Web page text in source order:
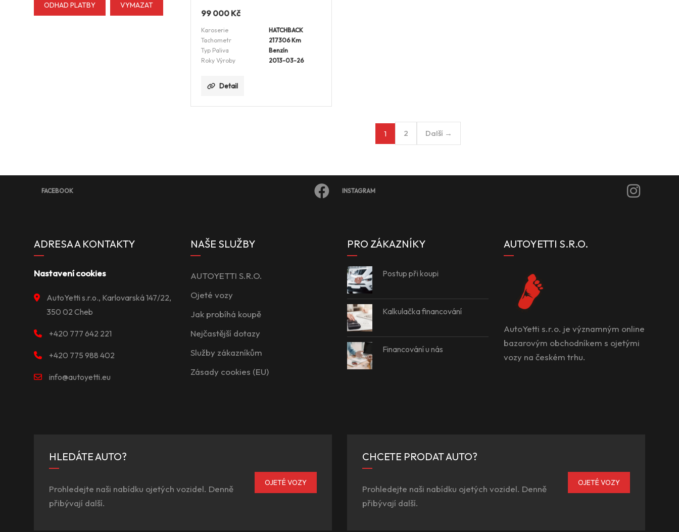
ODHAD PLATBY VYMAZAT
99 000 Kč
Karoserie
HATCHBACK
Tachometr
217306 Km
Typ Paliva
Benzín
Roky Výroby
2013-03-26
Detail
1 2 Další →
FACEBOOK INSTAGRAM
ADRESA A KONTAKTY
Nastavení cookies
AutoYetti s.r.o., Karlovarská 147/22,
350 02 Cheb
+420 777 642 221
+420 775 988 402
info@autoyetti.eu
NAŠE SLUŽBY
AUTOYETTI S.R.O.
Ojeté vozy
Jak probíhá koupě
Nejčastější dotazy
Služby zákazníkům
Zásady cookies (EU)
PRO ZÁKAZNÍKY
Postup při koupi
Kalkulačka financování
Financování u nás
AUTOYETTI S.R.O.
AutoYetti s.r.o. je významným online
bazarovým obchodníkem s ojetými
vozy na českém trhu.
HLEDÁTE AUTO?
Prohledejte naši nabídku ojetých vozidel. Denně
přibývají další.
OJETÉ VOZY
CHCETE PRODAT AUTO?
Prohledejte naši nabídku ojetých vozidel. Denně
přibývají další.
OJETÉ VOZY